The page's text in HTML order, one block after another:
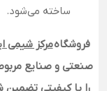
ساخته می‌شود.
فروشگاهمرکز شیمی
صنعتی و صنایع
را با کیفیتی تضمین